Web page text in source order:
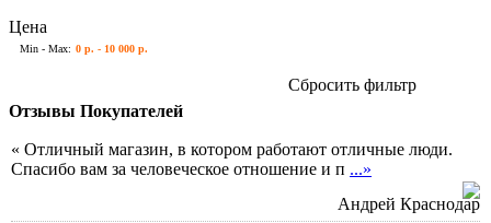
Цена
Min - Max: 0 р. - 10 000 р.
Сбросить фильтр
Отзывы Покупателей
« Отличный магазин, в котором работают отличные люди.
Спасибо вам за человеческое отношение и п ...»
Андрей Краснодар